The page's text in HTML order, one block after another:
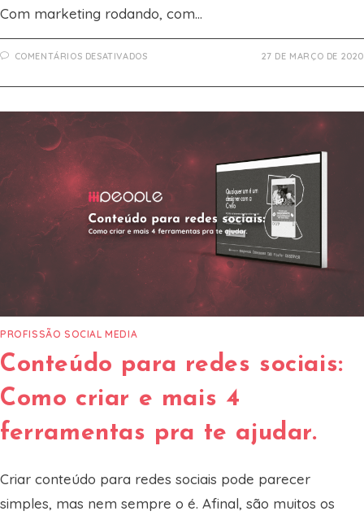
Com marketing rodando, com…
COMENTÁRIOS DESATIVADOSEM
QUE
AGORA?
27 DE MARÇO DE 2020
PROFISSÃO SOCIAL MEDIA
Conteúdo para redes sociais:
Como criar e mais 4
ferramentas pra te ajudar.
Criar conteúdo para redes sociais pode parecer
simples, mas nem sempre o é. Afinal, são muitos os